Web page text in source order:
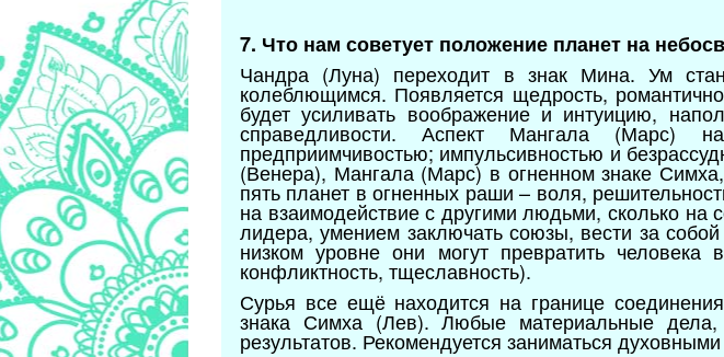
7. Что нам советует положение планет на
Чандра (Луна) переходит в знак Мина. Ум
колеблющимся. Появляется щедрость,
будет усиливать воображение и интуицию,
справедливости. Аспект Мангала (Марс)
предприимчивостью; импульсивностью и
(Венера), Мангала (Марс) в огненном знаке
пять планет в огненных раши – воля,
на взаимодействие с другими людьми, сколько
лидера, умением заключать союзы, вести за
низком уровне они могут превратить человека
конфликтность, тщеславность).
Сурья все ещё находится на границе
знака Симха (Лев). Любые материальные
результатов. Рекомендуется заниматься